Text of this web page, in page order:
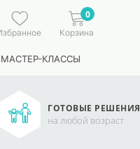
0
Корзина
КЛАССЫ
ГОТОВЫЕ РЕШЕНИЯ
на любой возраст